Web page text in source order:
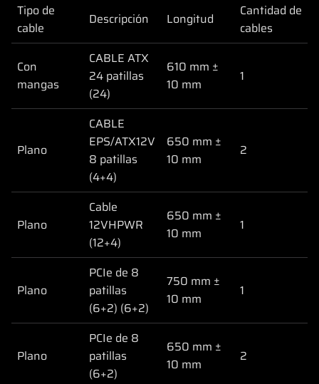
Tipo de
cable
Descripción Longitud
Cantidad de
cables
Con
mangas
CABLE ATX
24 patillas
(24)
610 mm ±
10 mm
1
Plano
CABLE
EPS/ATX12V
8 patillas
(4+4)
650 mm ±
10 mm
2
Plano
Cable
12VHPWR
(12+4)
650 mm ±
10 mm
1
Plano
PCIe de 8
patillas
(6+2) (6+2)
750 mm ±
10 mm
1
Plano
PCIe de 8
patillas
(6+2)
650 mm ±
10 mm
2